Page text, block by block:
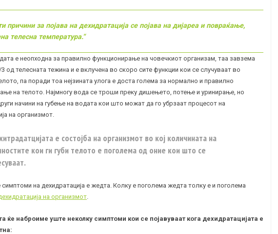
причини за појава на дехидратација се појава на дијареа и повраќање,
телесна температура.“
е неопходна за правилно функционирање на човечкиот организам, таа завзема
од телесната тежина и е вклучена во скоро сите функции кои се случуваат во
па поради тоа нејзината улога е доста голема за нормално и правилно
на телото. Најмногу вода се троши преку дишењето, потење и уринирање, но
начини на губење на водата кои што можат да го убрзаат процесот на
на организмот.
е состојба на организмот во кој количината на
кои ги губи телото е поголема од оние кои што се
симптоми на дехидратација е жедта. Колку е поголема жедта толку е и поголема
на организмот
ќе наброиме уште неколку симптоми кои се појавуваат кога дехидратацијата е